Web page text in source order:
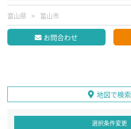
富山県 富山市
お問合わせ
地図で検索
選択条件変更